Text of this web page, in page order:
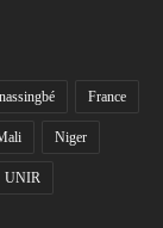
France
Niger
UNIR